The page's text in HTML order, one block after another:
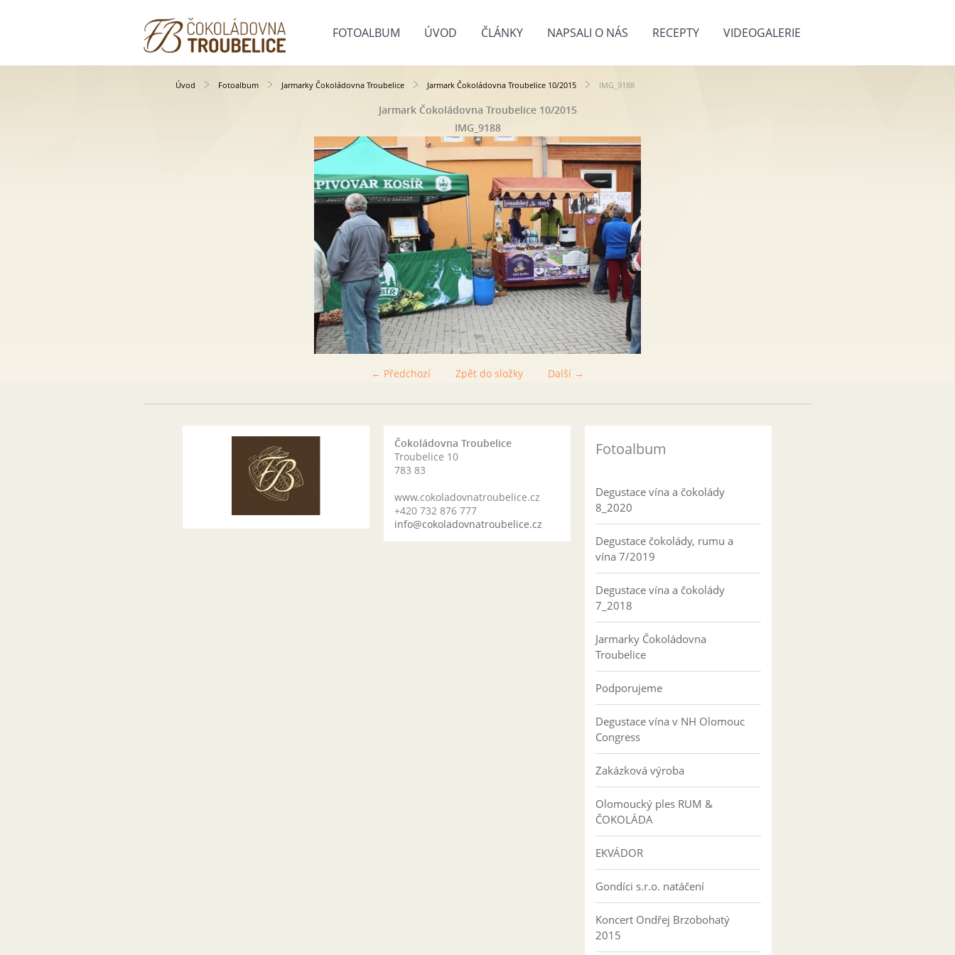
FOTOALBUM ÚVOD ČLÁNKY NAPSALI O NÁS RECEPTY VIDEOGALERIE
Úvod Fotoalbum Jarmarky Čokoládovna Troubelice Jarmark Čokoládovna Troubelice 10/2015 IMG_9188
Jarmark Čokoládovna Troubelice 10/2015
IMG_9188
← Předchozí Další →
Zpět do složky
Čokoládovna Troubelice
Troubelice 10
783 83
www.cokoladovnatroubelice.cz
+420 732 876 777
info@cokoladovnatroubelice.cz
Fotoalbum
Degustace vína a čokolády
8_2020
Degustace čokolády, rumu a
vína 7/2019
Degustace vína a čokolády
7_2018
Jarmarky Čokoládovna
Troubelice
Podporujeme
Degustace vína v NH Olomouc
Congress
Zakázková výroba
Olomoucký ples RUM &
ČOKOLÁDA
EKVÁDOR
Gondíci s.r.o. natáčení
Koncert Ondřej Brzobohatý
2015